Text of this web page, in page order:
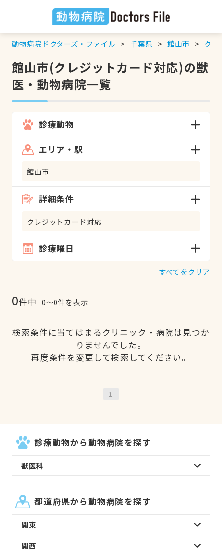
動物病院ドクターズ・ファイル 千葉県 館山市 クレ
館山市(クレジットカード対応)の獣
医・動物病院一覧
診療動物
エリア・駅
館山市
詳細条件
クレジットカード対応
診療曜日
すべてをクリア
0件中 0〜0件を表示
検索条件に当てはまるクリニック・病院は見つか
りませんでした。
再度条件を変更して検索してください。
1
診療動物から動物病院を探す
獣医科
都道府県から動物病院を探す
関東
関西